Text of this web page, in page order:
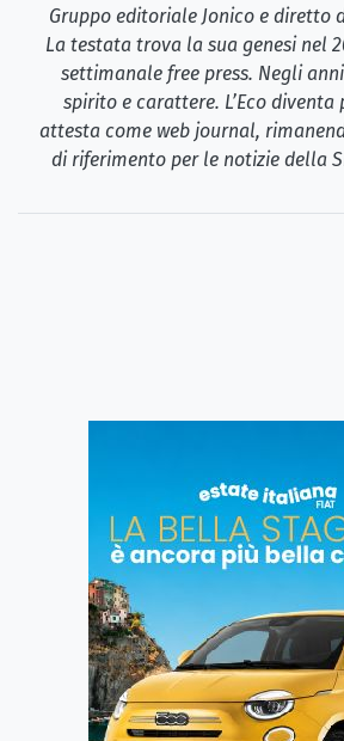
Gruppo editoriale Jonico e diretto
La testata trova la sua genesi nel
settimanale free press. Negli
spirito e carattere. L’Eco
attesta come web journal,
di riferimento per le notizie della